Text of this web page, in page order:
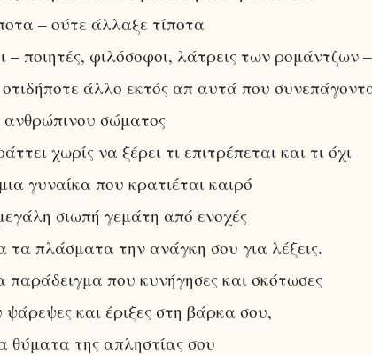
– ούτε άλλαξε τίποτα
– ποιητές, φιλόσοφοι, λάτρεις των ρομάντζων –
οτιδήποτε άλλο εκτός απ αυτά που
σώματος
χωρίς να ξέρει τι επιτρέπεται και τι όχι
γυναίκα που κρατιέται καιρό
σιωπή γεμάτη από ενοχές
τα πλάσματα την ανάγκη σου για λέξεις.
παράδειγμα που κυνήγησες και σκότωσες
και έριξες στη βάρκα σου,
της απληστίας σου